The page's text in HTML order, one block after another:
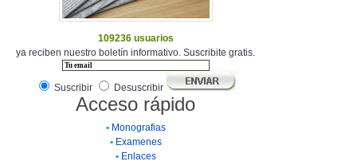
109236 usuarios
ya reciben nuestro boletín informativo. Suscribite gratis.
Suscribir Desuscribir
Acceso rápido
• Monografias
• Examenes
• Enlaces